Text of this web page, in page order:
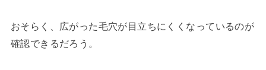
おそらく、広がった毛穴が目立ちにくくなっているのが
確認できるだろう。